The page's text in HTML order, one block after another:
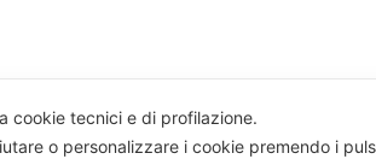
cookie tecnici e di profilazione.
o personalizzare i cookie premendo i